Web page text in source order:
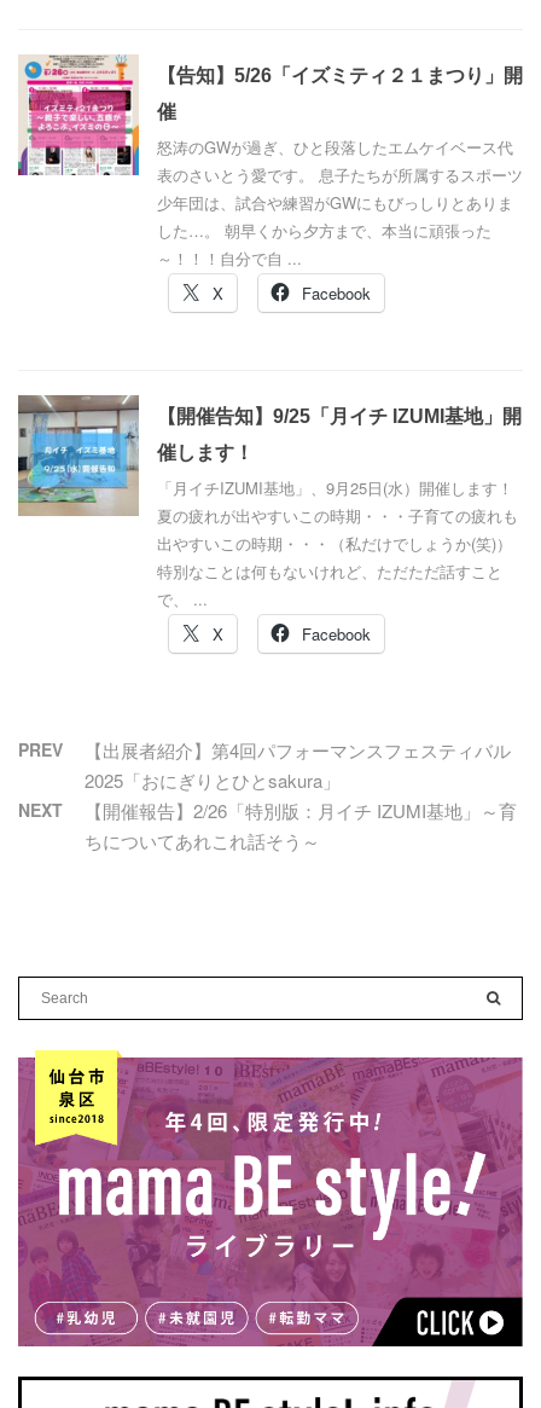
【告知】5/26「イズミティ２１まつり」開
催
怒涛のGWが過ぎ、ひと段落したエムケイベース代
表のさいとう愛です。 息子たちが所属するスポーツ
少年団は、試合や練習がGWにもびっしりとありま
した…。 朝早くから夕方まで、本当に頑張った
～！！！自分で自 ...
X
Facebook
【開催告知】9/25「月イチ IZUMI基地」開
催します！
「月イチIZUMI基地」、9月25日(水）開催します！
夏の疲れが出やすいこの時期・・・子育ての疲れも
出やすいこの時期・・・（私だけでしょうか(笑)）
特別なことは何もないけれど、ただただ話すこと
で、 ...
X
Facebook
PREV
【出展者紹介】第4回パフォーマンスフェスティバル
2025「おにぎりとひとsakura」
NEXT
【開催報告】2/26「特別版：月イチ IZUMI基地」～育
ちについてあれこれ話そう～